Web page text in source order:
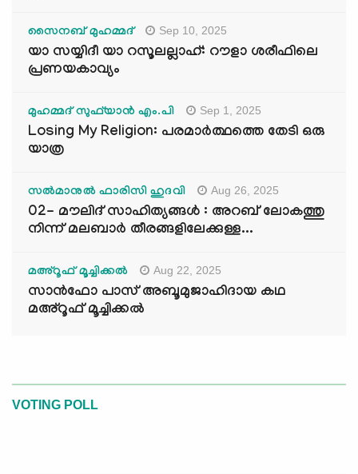
സൈനബ് മുഹമ്മദ് Sep 10, 2025
യാ സയ്യിദീ യാ റസൂലല്ലാഹ്: റൗളാ ശരീഫിലെ
പ്രണയകാവ്യം
മുഹമ്മദ് സുഫ്‌യാൻ എം.പി Sep 1, 2025
Losing My Religion: പരമാർത്ഥത്തെ തേടി ഒരു
യാത്ര
സൽമാനുൽ ഫാരിസി ഹുദവി Aug 26, 2025
02- മൗലിദ് സാഹിത്യങ്ങൾ : അറബ് ലോകത്തു
നിന്ന് മലബാർ തീരങ്ങളിലേക്കുള്ള...
മഅ്റൂഫ് മൂച്ചിക്കല്‍ Aug 22, 2025
സാൻഫോ പാസ് അബൂമുജാഹിദായ കഥ
മഅ്റൂഫ് മൂച്ചിക്കല്‍
VOTING POLL